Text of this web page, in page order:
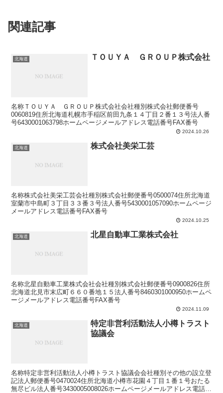
関連記事
北海道 ＴＯＵＹＡ ＧＲＯＵＰ株式会社
名称ＴＯＵＹＡ ＧＲＯＵＰ株式会社会社種別株式会社郵便番号
0060819住所北海道札幌市手稲区前田九条１４丁目２番１３号法人番
号6430001063798ホームページメールアドレス電話番号FAX番号
2024.10.26
北海道 株式会社美栄工芸
名称株式会社美栄工芸会社種別株式会社郵便番号0500074住所北海道
室蘭市中島町３丁目３３番３号法人番号5430001057090ホームページ
メールアドレス電話番号FAX番号
2024.10.25
北海道 北星自動車工業株式会社
名称北星自動車工業株式会社会社種別株式会社郵便番号0900826住所
北海道北見市末広町６６０番地１５法人番号8460301000950ホームペ
ージメールアドレス電話番号FAX番号
2024.11.09
北海道
特定非営利活動法人小樽トラスト
協議会
名称特定非営利活動法人小樽トラスト協議会会社種別その他の設立登
記法人郵便番号0470024住所北海道小樽市花園４丁目１番１号おたる
無尽ビル法人番号3430005008026ホームページメールアドレス電話番